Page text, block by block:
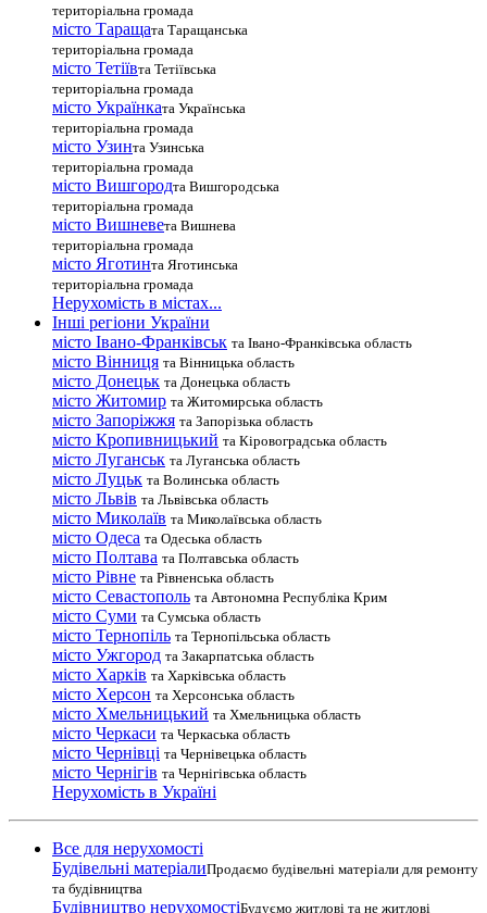
територіальна громада
місто Таращата Таращанська
територіальна громада
місто Тетіївта Тетіївська
територіальна громада
місто Українката Українська
територіальна громада
місто Узинта Узинська
територіальна громада
місто Вишгородта Вишгородська
територіальна громада
місто Вишневета Вишнева
територіальна громада
місто Яготинта Яготинська
територіальна громада
Нерухомість в містах...
Інші регіони України
місто Івано-Франківськ та Івано-Франківська область
місто Вінниця та Вінницька область
місто Донецьк та Донецька область
місто Житомир та Житомирська область
місто Запоріжжя та Запорізька область
місто Кропивницький та Кіровоградська область
місто Луганськ та Луганська область
місто Луцьк та Волинська область
місто Львів та Львівська область
місто Миколаїв та Миколаївська область
місто Одеса та Одеська область
місто Полтава та Полтавська область
місто Рівне та Рівненська область
місто Севастополь та Автономна Республіка Крим
місто Суми та Сумська область
місто Тернопіль та Тернопільська область
місто Ужгород та Закарпатська область
місто Харків та Харківська область
місто Херсон та Херсонська область
місто Хмельницький та Хмельницька область
місто Черкаси та Черкаська область
місто Чернівці та Чернівецька область
місто Чернігів та Чернігівська область
Нерухомість в Україні
Все для нерухомості
Будівельні матеріалиПродаємо будівельні матеріали для ремонту
та будівництва
Будівництво нерухомостіБудуємо житлові та не житлові